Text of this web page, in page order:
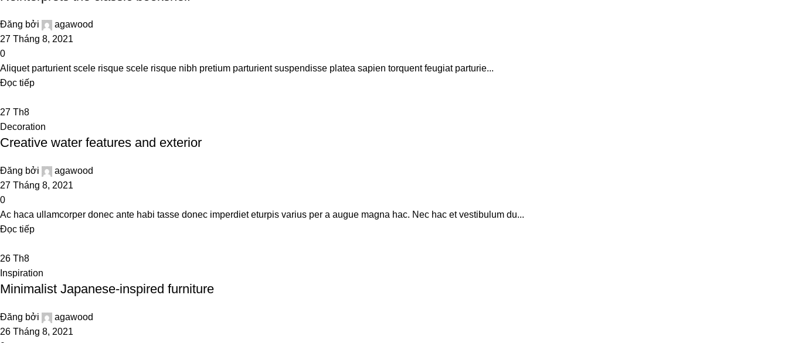
Đăng bởi
agawood
27 Tháng 8, 2021
0
Aliquet parturient scele risque scele risque nibh pretium parturient suspendisse platea sapien torquent feugiat parturie...
Đọc tiếp
27 Th8
Decoration
Creative water features and exterior
Đăng bởi
agawood
27 Tháng 8, 2021
0
Ac haca ullamcorper donec ante habi tasse donec imperdiet eturpis varius per a augue magna hac. Nec hac et vestibulum du...
Đọc tiếp
26 Th8
Inspiration
Minimalist Japanese-inspired furniture
Đăng bởi
agawood
26 Tháng 8, 2021